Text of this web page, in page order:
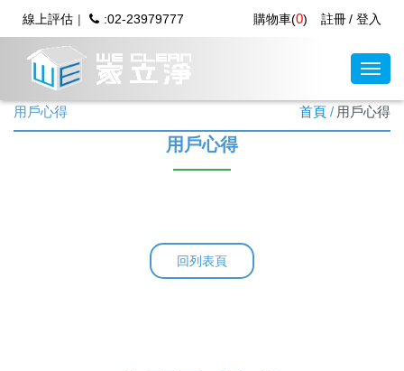
線上評估 :02-23979777 註冊 登入
購物車(0)
用戶心得 首頁 用戶心得
用戶心得
回列表頁